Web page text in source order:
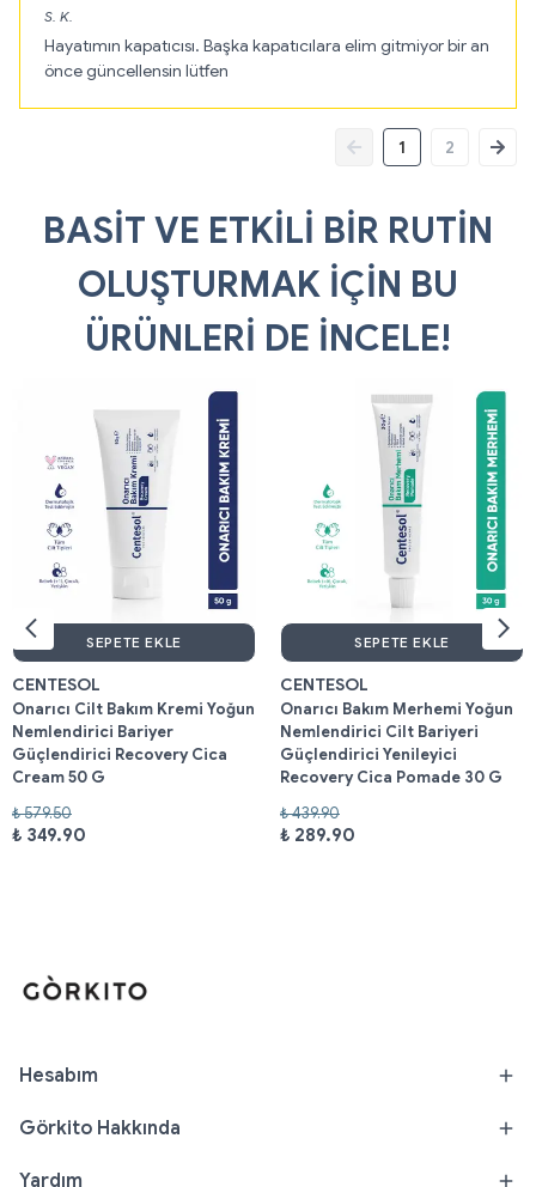
S. K.
Hayatımın kapatıcısı. Başka kapatıcılara elim gitmiyor bir an
önce güncellensin lütfen
1 2
BASİT VE ETKİLİ BİR RUTİN
OLUŞTURMAK İÇİN BU
ÜRÜNLERİ DE İNCELE!
SEPETE EKLE
CENTESOL
Onarıcı Cilt Bakım Kremi Yoğun
Nemlendirici Bariyer
Güçlendirici Recovery Cica
Cream 50 G
₺ 579.50
₺ 349.90
SEPETE EKLE
CENTESOL
Onarıcı Bakım Merhemi Yoğun
Nemlendirici Cilt Bariyeri
Güçlendirici Yenileyici
Recovery Cica Pomade 30 G
₺ 439.90
₺ 289.90
Hesabım
Görkito Hakkında
Yardım